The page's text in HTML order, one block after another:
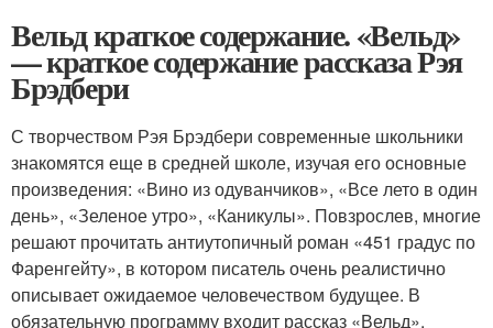
Вельд краткое содержание. «Вельд»
— краткое содержание рассказа Рэя
Брэдбери
С творчеством Рэя Брэдбери современные школьники
знакомятся еще в средней школе, изучая его основные
произведения: «Вино из одуванчиков», «Все лето в один
день», «Зеленое утро», «Каникулы». Повзрослев, многие
решают прочитать антиутопичный роман «451 градус по
Фаренгейту», в котором писатель очень реалистично
описывает ожидаемое человечеством будущее. В
обязательную программу входит рассказ «Вельд».